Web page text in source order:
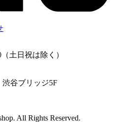
土日祝は除く）
谷ブリッジ5F
All Rights Reserved.